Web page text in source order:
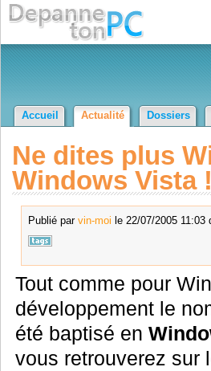
Accueil Actualité Dossiers
Ne dites plus
Windows Vista !
Publié par vin-moi le 22/07/2005 11:03
Tout comme pour
développement le
été baptisé en
vous retrouverez sur